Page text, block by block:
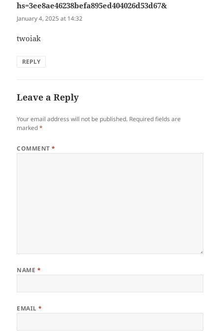
hs=3ee8ae46238befa895ed404026d53d67&
January 4, 2025 at 14:32
twoiak
REPLY
Leave a Reply
Your email address will not be published. Required fields are
marked*
COMMENT*
NAME *
EMAIL*